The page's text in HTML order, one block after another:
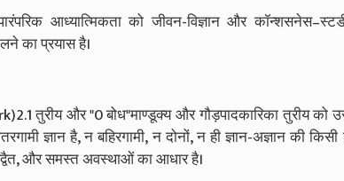
आध्यात्मिकता को जीवन-विज्ञान और
का प्रयास है।
तुरीय और "0 बोध"माण्डूक्य और गौड़पादकारिका तुरीय को
ज्ञान है, न बहिरगामी, न दोनों, न ही ज्ञान-अज्ञान की
और समस्त अवस्थाओं का आधार है।